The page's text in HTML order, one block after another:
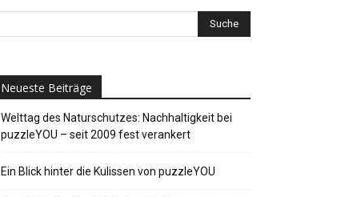
Neueste Beiträge
Welttag des Naturschutzes: Nachhaltigkeit bei
puzzleYOU – seit 2009 fest verankert
Ein Blick hinter die Kulissen von puzzleYOU